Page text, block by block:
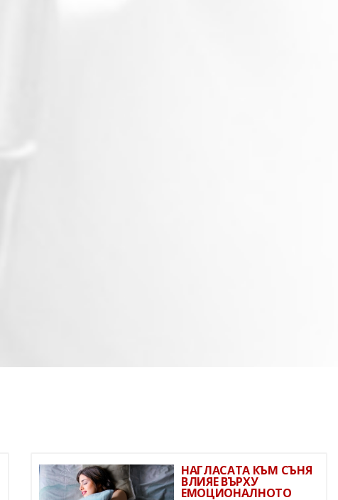
НАГЛАСАТА КЪМ СЪНЯ
ВЛИЯЕ ВЪРХУ
ЕМОЦИОНАЛНОТО